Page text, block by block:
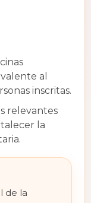
al
inscritas.
relevantes
la
de la